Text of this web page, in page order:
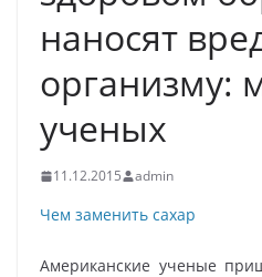
наносят
организму:
ученых
11.12.2015 admin
Чем заменить сахар
Американские ученые